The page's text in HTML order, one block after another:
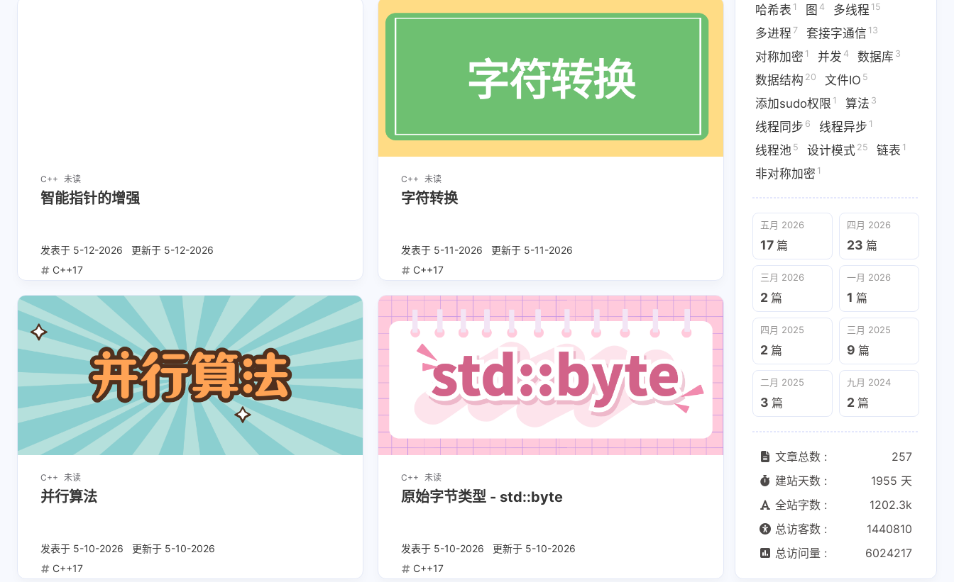
6-18-2026
6-1-2026 5-24-2026
C++5 C++1136 C++1410 C++1731 CMake2 C语言 42
UDP3
gcc/g++2 gdb1 javascript3 makefile 3 vim2
添加sudo权限1
17篇 23篇 2篇
一月 2026
1篇
四月 2025
2 篇
三月 2025
9篇
二月 2025
3篇
九月 2024
2
C++ 未读
智能指针的增强
发表于 5-12-2026 更新于 5-12-2026
C++17
C++ 未读
字符转换
发表于 5-11-2026 更新于 5-11-2026
C++17
C++ 未读
并行算法
发表于 5-10-2026 更新于 5-10-2026
C++17
C++ 未读
原始字节类型 - std::byte
发表于 5-10-2026 更新于 5-10-2026
C++17
哈希表 1 图 4 多线程 15
多进程 7 套接字通信 13
对称加密 1 并发 4 数据库 3
数据结构 20 文件IO 5
添加sudo权限 1 算法 3
线程同步 6 线程异步 1
线程池 5 设计模式 25 链表 1
非对称加密 1
五月 2026
17 篇
四月 2026
23 篇
三月 2026
2 篇
一月 2026
1 篇
四月 2025
2 篇
三月 2025
9 篇
二月 2025
3 篇
九月 2024
2 篇
文章总数 :
257
建站天数 :
1955 天
全站字数 :
1202.3k
总访客数 :
1440810
总访问量 :
6024217